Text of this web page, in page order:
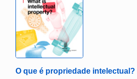
O que é propriedade intelectual?